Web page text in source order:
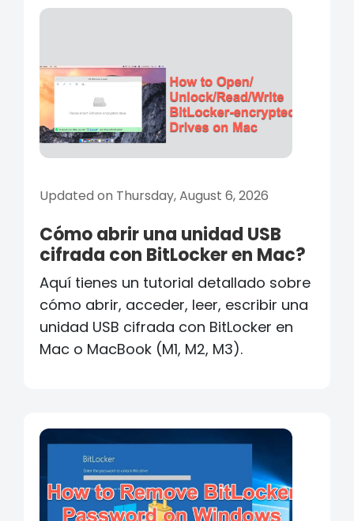
Updated on Thursday, August 6, 2026
Cómo abrir una unidad USB
cifrada con BitLocker en Mac?
Aquí tienes un tutorial detallado sobre
cómo abrir, acceder, leer, escribir una
unidad USB cifrada con BitLocker en
Mac o MacBook (M1, M2, M3).